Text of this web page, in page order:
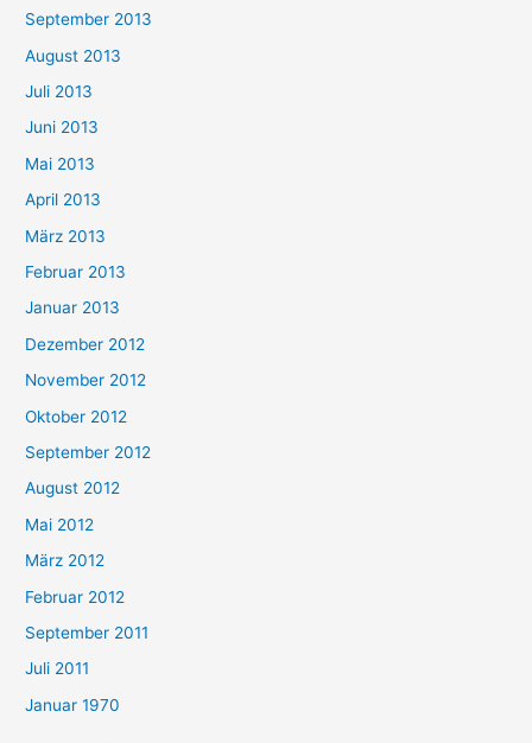
September 2013
August 2013
Juli 2013
Juni 2013
Mai 2013
April 2013
März 2013
Februar 2013
Januar 2013
Dezember 2012
November 2012
Oktober 2012
September 2012
August 2012
Mai 2012
März 2012
Februar 2012
September 2011
Juli 2011
Januar 1970